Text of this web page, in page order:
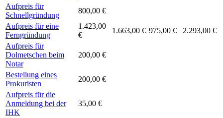
Aufpreis für
Schnellgründung
800,00 €
Aufpreis für eine
Ferngründung
1.423,00
€
1.663,00 € 975,00 €
2.293,00 €
Aufpreis für
Dolmetschen beim
Notar
200,00 €
Bestellung eines
Prokuristen
200,00 €
Aufpreis für die
Anmeldung bei der
IHK
35,00 €